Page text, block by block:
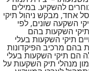
להשקיע. במילים
אחד, מבקש ניהול תיקי
השקעה שונים, לפי
השקעות בהם
תיקי השקעות בעלי
בהם מרכיב הפיקדונות
הם תיקי השקעות בעלי
מנהלי תיק השקעות על